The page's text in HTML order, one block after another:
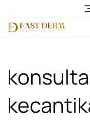
content